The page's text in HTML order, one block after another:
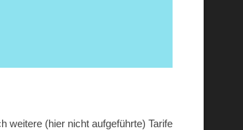
weitere (hier nicht aufgeführte) Tarife